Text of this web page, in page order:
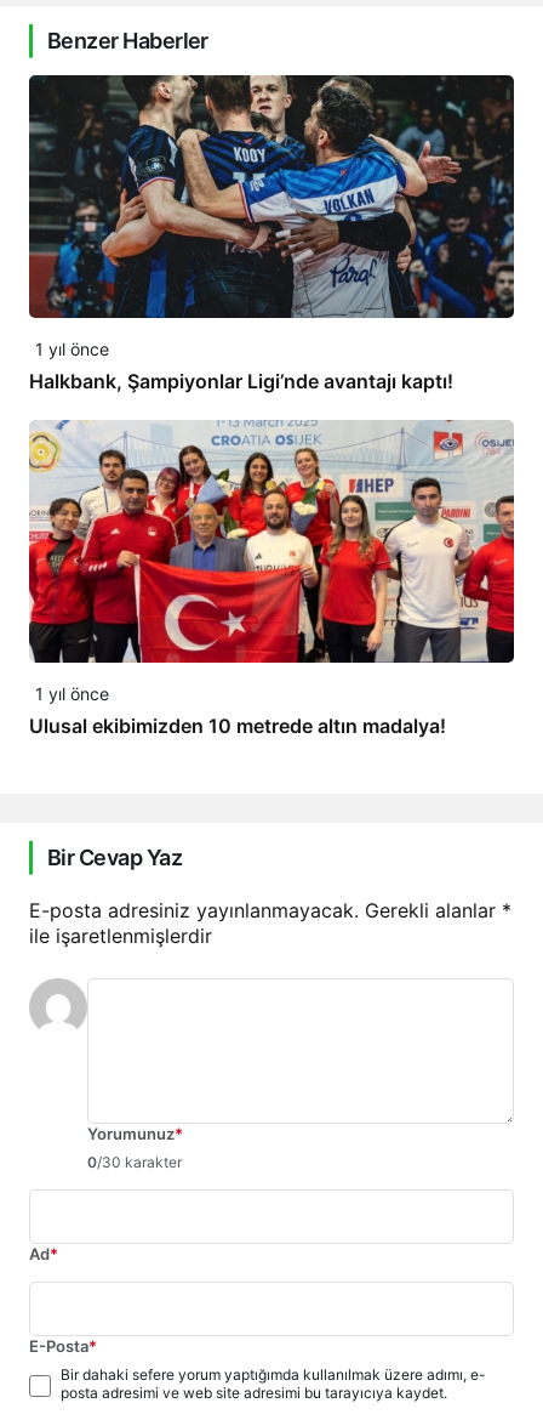
Benzer Haberler
1 yıl önce
Halkbank, Şampiyonlar Ligi’nde avantajı kaptı!
1 yıl önce
Ulusal ekibimizden 10 metrede altın madalya!
Bir Cevap Yaz
E-posta adresiniz yayınlanmayacak. Gerekli alanlar *
ile işaretlenmişlerdir
Yorumunuz*
0/30 karakter
Ad*
E-Posta*
Bir dahaki sefere yorum yaptığımda kullanılmak üzere adımı, e-
posta adresimi ve web site adresimi bu tarayıcıya kaydet.